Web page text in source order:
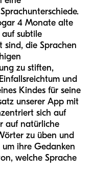
4 Monate alte
subtile
sind, die Sprachen
zu stiften,
und
Kindes für seine
unserer App mit
sich auf
auf natürliche
zu üben und
ihre Gedanken
welche Sprache